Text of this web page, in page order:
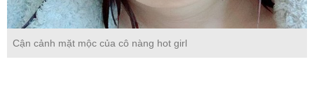
Cận cảnh mặt mộc của cô nàng hot girl